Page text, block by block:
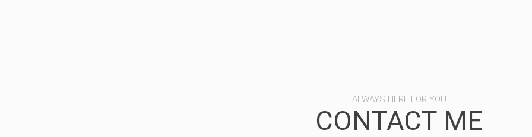
ALWAYS HERE FOR YOU
CONTACT ME